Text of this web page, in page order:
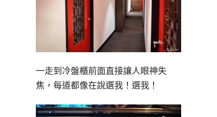
一走到冷盤櫃前面直接讓人眼神失
焦，每道都像在說選我！選我！